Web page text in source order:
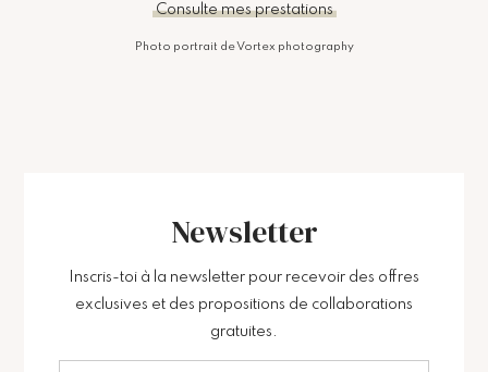
Consulte mes prestations
Photo portrait de Vortex photography
Newsletter
Inscris-toi à la newsletter pour recevoir des offres
exclusives et des propositions de collaborations
gratuites.